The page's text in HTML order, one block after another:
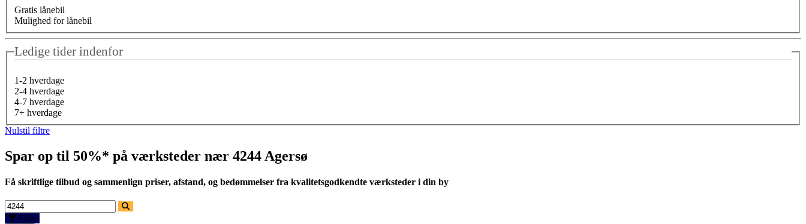
Gratis lånebil
Mulighed for lånebil
Ledige tider indenfor
1-2 hverdage
2-4 hverdage
4-7 hverdage
7+ hverdage
Nulstil filtre
Spar op til 50%* på værksteder nær 4244 Agersø
Få skriftlige tilbud og sammenlign priser, afstand, og bedømmelser fra kvalitetsgodkendte værksteder i din by
Filtre